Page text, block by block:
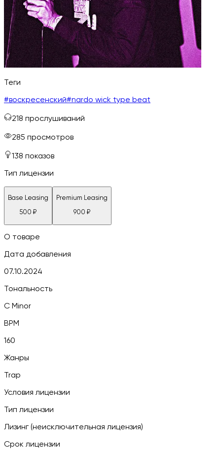
Теги
#воскресенский#nardo wick type beat
218 прослушиваний
285 просмотров
138 показов
Тип лицензии
Base Leasing
500 ₽
Premium Leasing
900 ₽
О товаре
Дата добавления
07.10.2024
Тональность
C Minor
BPM
160
Жанры
Trap
Условия лицензии
Тип лицензии
Лизинг (неисключительная лицензия)
Срок лицензии